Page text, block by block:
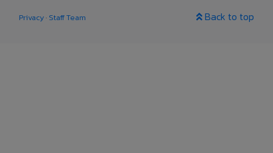
Back to top
Privacy· Staff Team